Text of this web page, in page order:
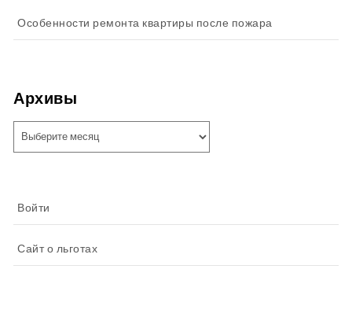
Особенности ремонта квартиры после пожара
Архивы
Войти
Сайт о льготах